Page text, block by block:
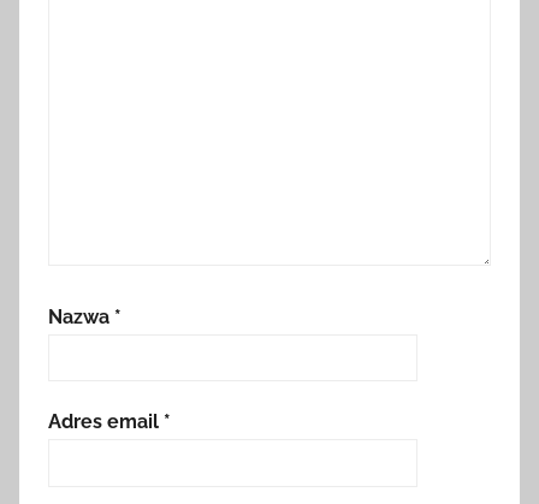
Nazwa *
Adres email *